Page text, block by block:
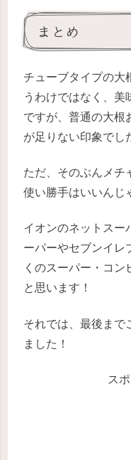
まとめ
チューブタイプの大
うわけではなく、美
ですが、普通の大根
が足りない印象でし
ただ、そのぶんメチ
使い勝手はいいんじ
イオンのネットスー
ーパーやセブンイレ
くのスーパー・コン
と思います！
それでは、最後まで
ました！
ス